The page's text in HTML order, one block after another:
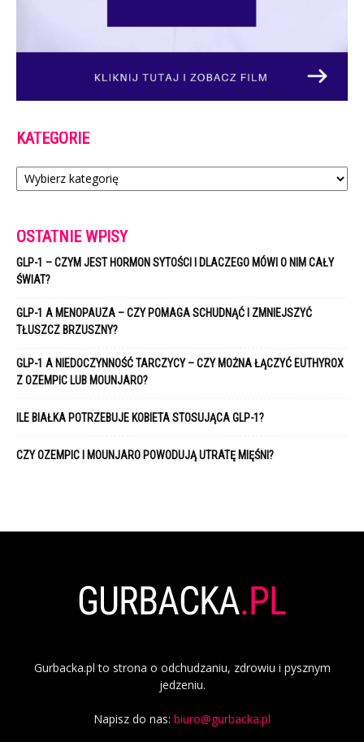
KATEGORIE
Kategorie
OSTATNIE WPISY
GLP-1 – CZYM JEST HORMON SYTOŚCI I DLACZEGO MÓWI O NIM CAŁY
ŚWIAT?
GLP-1 A MENOPAUZA – CZY POMAGA SCHUDNĄĆ I ZMNIEJSZYĆ
TŁUSZCZ BRZUSZNY?
GLP-1 A NIEDOCZYNNOŚĆ TARCZYCY – CZY MOŻNA ŁĄCZYĆ EUTHYROX
Z OZEMPIC LUB MOUNJARO?
ILE BIAŁKA POTRZEBUJE KOBIETA STOSUJĄCA GLP-1?
CZY OZEMPIC I MOUNJARO POWODUJĄ UTRATĘ MIĘŚNI?
Gurbacka.pl to strona o odchudzaniu, zdrowiu i pysznym
jedzeniu.
Napisz do nas: biuro@gurbacka.pl